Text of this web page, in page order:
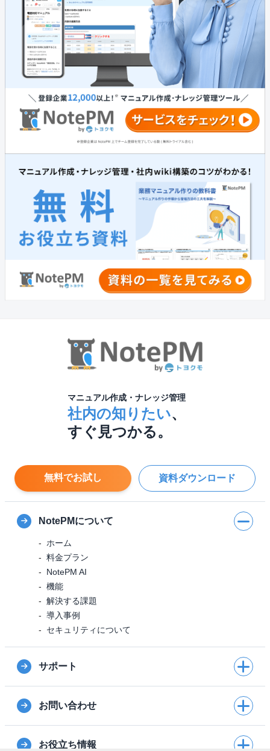
マニュアル作成・ナレッジ管理
社内の知りたい、
すぐ見つかる。
無料でお試し 資料ダウンロード
NotePMについて
ホーム
料金プラン
NotePM AI
機能
解決する課題
導入事例
セキュリティについて
サポート
お問い合わせ
お役立ち情報